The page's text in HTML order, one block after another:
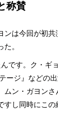
称賛
は今回が初共
。
んです。ク・
ージ』などの
ムン・ガヨン
すし同時にこ